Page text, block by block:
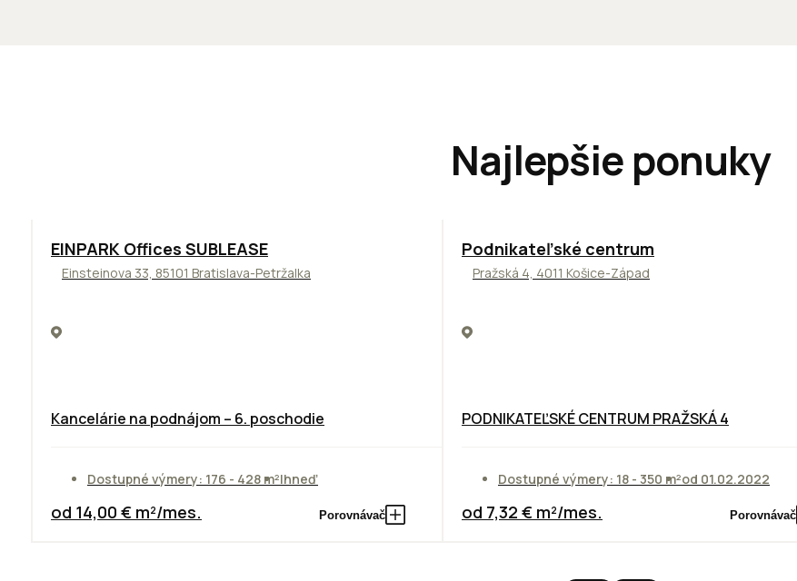
Najlepšie ponuky
TOP ODPORÚČAME
EINPARK Offices SUBLEASE
Einsteinova 33, 85101 Bratislava-Petržalka
Kancelárie na podnájom – 6. poschodie
Dostupné výmery: 176 - 428 m²Ihneď
od 14,00 € m²/mes. Porovnávač
ODPORÚČAME
Podnikateľské centrum
Pražská 4, 4011 Košice-Západ
PODNIKATEĽSKÉ CENTRUM PRAŽSKÁ 4
Dostupné výmery: 18 - 350 m²od 01.02.2022
od 7,32 € m²/mes. Porovnávač